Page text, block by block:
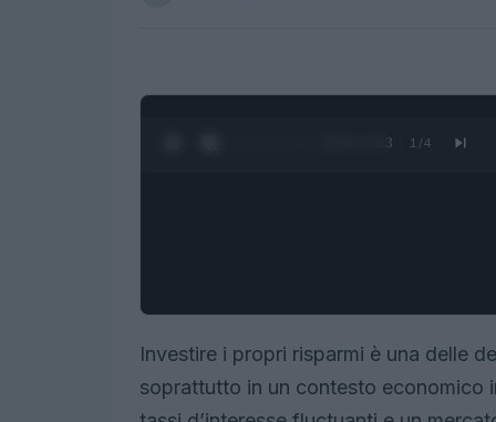
0:05 / 1:23 1 /4
Investire i propri risparmi è una delle
soprattutto in un contesto economico